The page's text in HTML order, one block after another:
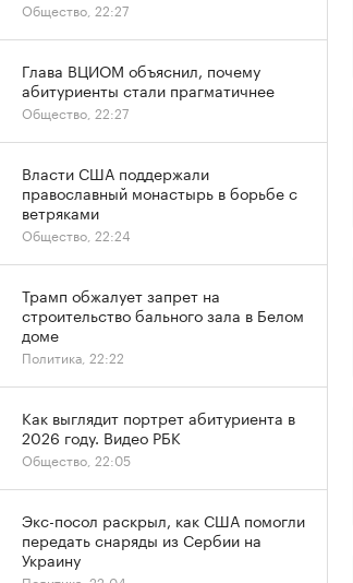
Общество, 22:27
Глава ВЦИОМ объяснил, почему
абитуриенты стали прагматичнее
Общество, 22:27
Власти США поддержали
православный монастырь в борьбе с
ветряками
Общество, 22:24
Трамп обжалует запрет на
строительство бального зала в Белом
доме
Политика, 22:22
Как выглядит портрет абитуриента в
2026 году. Видео РБК
Общество, 22:05
Экс-посол раскрыл, как США помогли
передать снаряды из Сербии на
Украину